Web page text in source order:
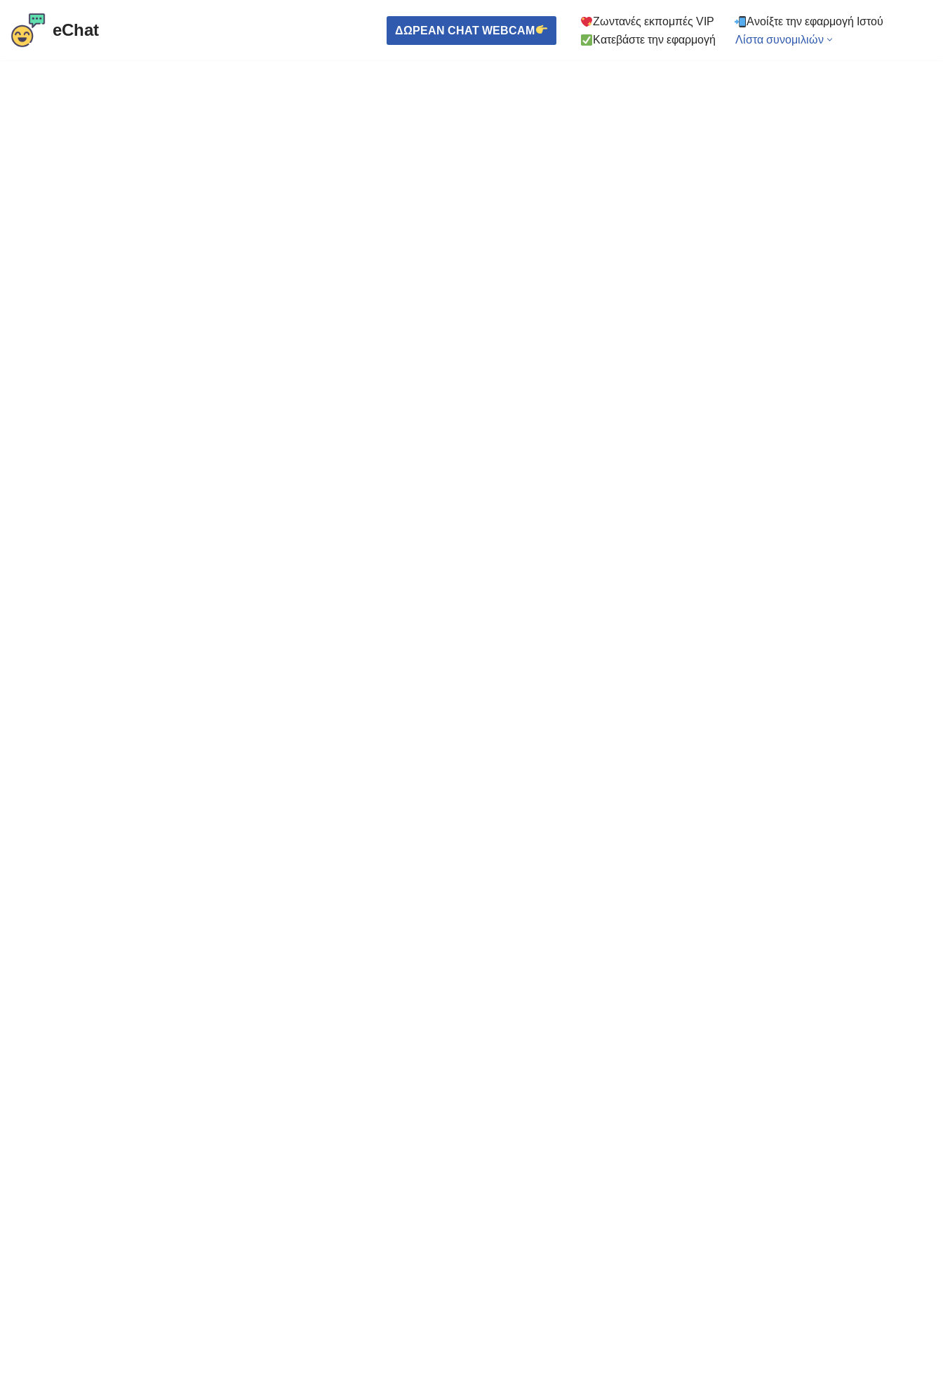
ΜετάβασηeChat ΔΩΡΕΑΝ CHAT WEBCAM
Ζωντανές εκπομπές VIP
Ανοίξτε την εφαρμογή Ιστού
Κατεβάστε την εφαρμογή
Λίστα συνομιλιών